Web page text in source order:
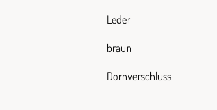
Leder
braun
Dornverschluss